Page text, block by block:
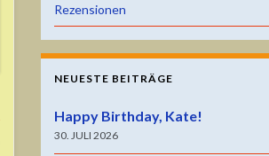
Rezensionen
NEUESTE BEITRÄGE
Happy Birthday, Kate!
30. JULI 2026